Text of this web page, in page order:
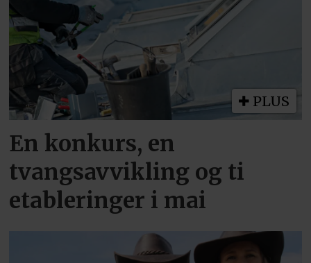
PLUS
En konkurs, en
tvangsavvikling og ti
etableringer i mai